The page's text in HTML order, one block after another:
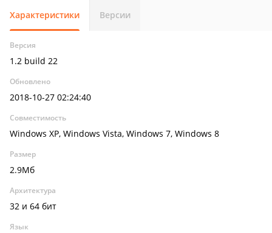
Характеристики Версии
Версия
1.2 build 22
Обновлено
2018-10-27 02:24:40
Совместимость
Windows XP, Windows Vista, Windows 7, Windows 8
Размер
2.9Мб
Архитектура
32 и 64 бит
Язык